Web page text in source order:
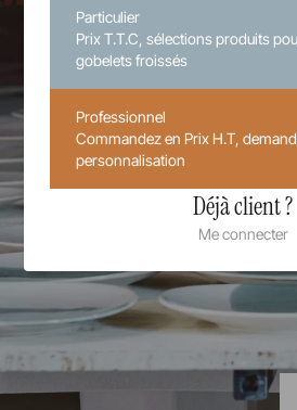
Particulier
Prix T.T.C, sélections produits
gobelets froissés
Professionnel
Commandez en Prix H.T,
personnalisation
Déjà client ?
Me connecter